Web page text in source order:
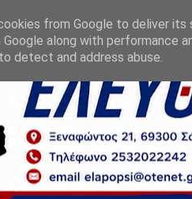
from Google to deliver its
Google along with performance
detect and address abuse.